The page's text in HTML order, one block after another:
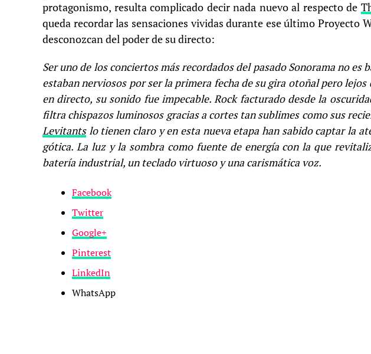
protagonismo, resulta complicado decir nada nuevo al respecto de
queda recordar las sensaciones vividas durante ese último Proyecto
desconozcan del poder de su directo:
Ser uno de los conciertos más recordados del pasado Sonorama no es
estaban nerviosos por ser la primera fecha de su gira otoñal pero
en directo, su sonido fue impecable. Rock facturado desde la
filtra chispazos luminosos gracias a cortes tan sublimes como sus
Levitantslo tienen claro y en esta nueva etapa han sabido captar la
gótica. La luz y la sombra como fuente de energía con la que
batería industrial, un teclado virtuoso y una carismática voz.
Facebook
Twitter
Google+
Pinterest
LinkedIn
WhatsApp